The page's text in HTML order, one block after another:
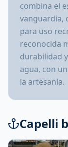
combina el
vanguardia,
para uso
reconocida
durabilidad
agua, con
la artesanía.
Capelli